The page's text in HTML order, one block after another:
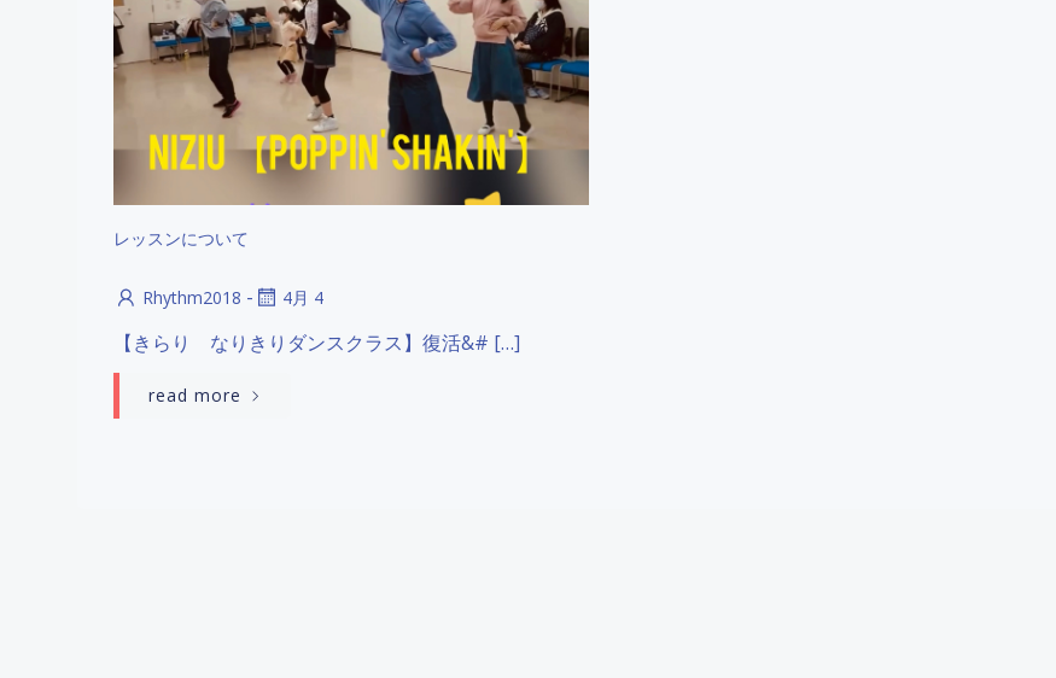
レッスンについて
Rhythm2018 - 4月 4
【きらり なりきりダンスクラス】復活&# […]
read more